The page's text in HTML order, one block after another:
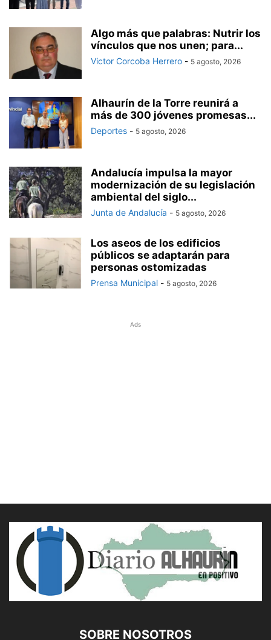
Algo más que palabras: Nutrir los
vínculos que nos unen; para...
Victor Corcoba Herrero - 5 agosto, 2026
Alhaurín de la Torre reunirá a
más de 300 jóvenes promesas...
Deportes - 5 agosto, 2026
Andalucía impulsa la mayor
modernización de su legislación
ambiental del siglo...
Junta de Andalucía - 5 agosto, 2026
Los aseos de los edificios
públicos se adaptarán para
personas ostomizadas
Prensa Municipal - 5 agosto, 2026
Ads
SOBRE NOSOTROS